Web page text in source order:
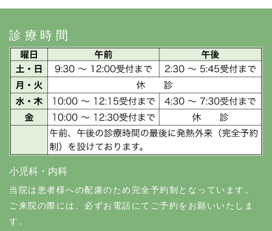
診療時間
小児科・内科
当院は患者様への配慮のため完全予約制となっています。
ご来院の際には、必ずお電話にてご予約をお願いいたしま
す。